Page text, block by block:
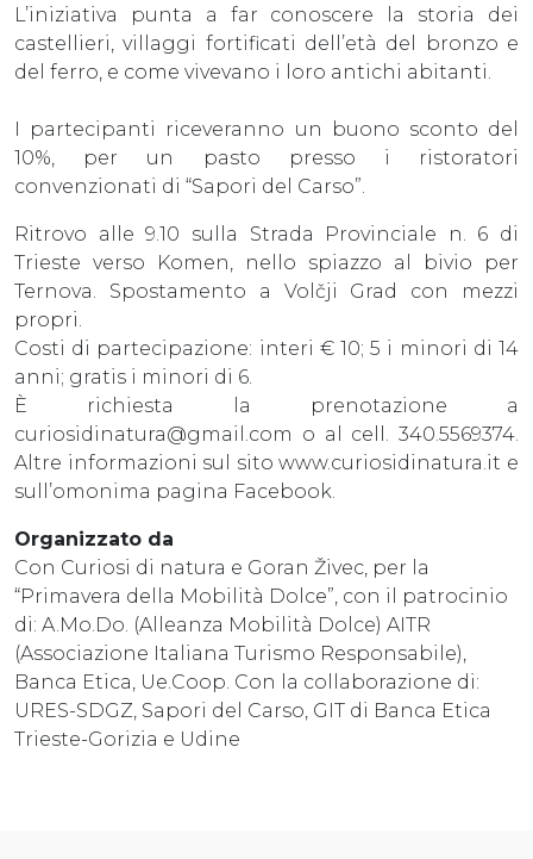
L’iniziativa punta a far conoscere la storia dei
castellieri, villaggi fortificati dell’età del bronzo e
del ferro, e come vivevano i loro antichi abitanti.
I partecipanti riceveranno un buono sconto del
10%, per un pasto presso i ristoratori
convenzionati di “Sapori del Carso”.
Ritrovo alle 9.10 sulla Strada Provinciale n. 6 di
Trieste verso Komen, nello spiazzo al bivio per
Ternova. Spostamento a Volčji Grad con mezzi
propri.
Costi di partecipazione: interi € 10; 5 i minori di 14
anni; gratis i minori di 6.
È richiesta la prenotazione a
curiosidinatura@gmail.com o al cell. 340.5569374.
Altre informazioni sul sito www.curiosidinatura.it e
sull’omonima pagina Facebook.
Organizzato da
Con Curiosi di natura e Goran Živec, per la
“Primavera della Mobilità Dolce”, con il patrocinio
di: A.Mo.Do. (Alleanza Mobilità Dolce) AITR
(Associazione Italiana Turismo Responsabile),
Banca Etica, Ue.Coop. Con la collaborazione di:
URES-SDGZ, Sapori del Carso, GIT di Banca Etica
Trieste-Gorizia e Udine